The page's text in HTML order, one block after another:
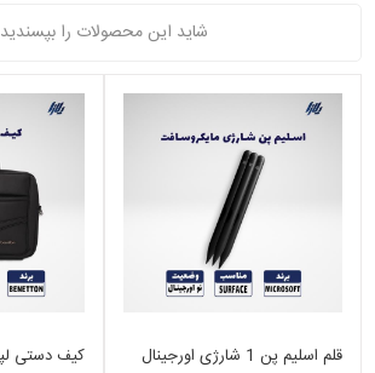
شاید این محصولات را بپسندید
قلم اسلیم پن 1 شارژی اورجینال